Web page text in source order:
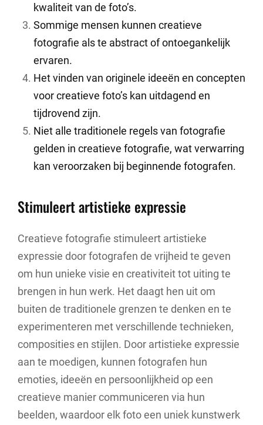
kwaliteit van de foto’s.
Sommige mensen kunnen creatieve
fotografie als te abstract of ontoegankelijk
ervaren.
Het vinden van originele ideeën en concepten
voor creatieve foto’s kan uitdagend en
tijdrovend zijn.
Niet alle traditionele regels van fotografie
gelden in creatieve fotografie, wat verwarring
kan veroorzaken bij beginnende fotografen.
Stimuleert artistieke expressie
Creatieve fotografie stimuleert artistieke
expressie door fotografen de vrijheid te geven
om hun unieke visie en creativiteit tot uiting te
brengen in hun werk. Het daagt hen uit om
buiten de traditionele grenzen te denken en te
experimenteren met verschillende technieken,
composities en stijlen. Door artistieke expressie
aan te moedigen, kunnen fotografen hun
emoties, ideeën en persoonlijkheid op een
creatieve manier communiceren via hun
beelden, waardoor elk foto een uniek kunstwerk